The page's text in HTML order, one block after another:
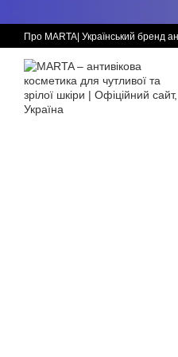
Про MARTA| Український бренд